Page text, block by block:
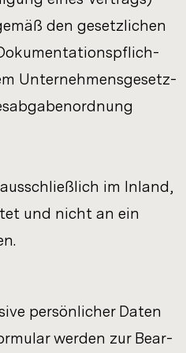
den ge­setz­li­chen
Un­ter­neh­mens­ge­setz­
im In­land,
und nicht an ein
per­sön­li­cher Daten
wer­den zur Be­ar­